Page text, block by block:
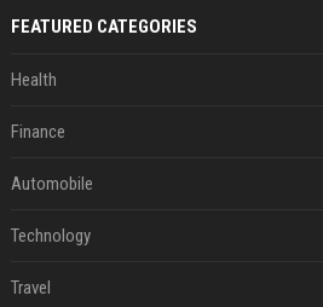
FEATURED CATEGORIES
Health
Finance
Automobile
Technology
Travel